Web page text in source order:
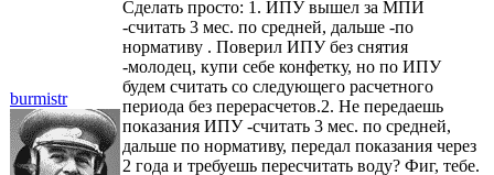
burmistr
Сделать просто: 1. ИПУ вышел за МПИ
-считать 3 мес. по средней, дальше -по
нормативу . Поверил ИПУ без снятия
-молодец, купи себе конфетку, но по ИПУ
будем считать со следующего расчетного
периода без перерасчетов.2. Не передаешь
показания ИПУ -считать 3 мес. по средней,
дальше по нормативу, передал показания через
2 года и требуешь пересчитать воду? Фиг, тебе.